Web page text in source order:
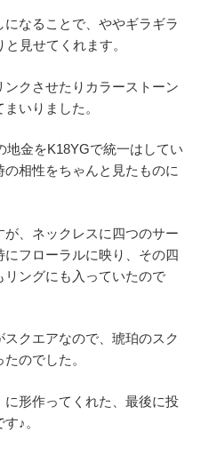
なることで、ややギラギラ
見せてくれます。
クさせたりカラーストーン
いりました。
地金をK18YGで統一はしてい
相性をちゃんと見たものに
、ネックレスに四つのサー
フローラルに映り、その四
ングにも入っていたので
クエアなので、琥珀のスク
のでした。
形作ってくれた、最後に投
♪。